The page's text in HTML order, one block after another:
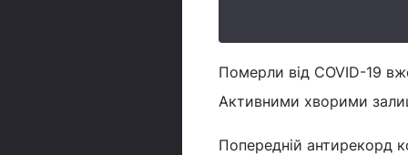
Померли від COVID-19
Активними хворими
Попередній антирекорд